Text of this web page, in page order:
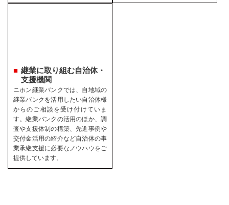
継業に取り組む自治体・
支援機関
ニホン継業バンクでは、自地域の
継業バンクを活用したい自治体様
からのご相談を受け付けていま
す。継業バンクの活用のほか、調
査や支援体制の構築、先進事例や
交付金活用の紹介など自治体の事
業承継支援に必要なノウハウをご
提供しています。